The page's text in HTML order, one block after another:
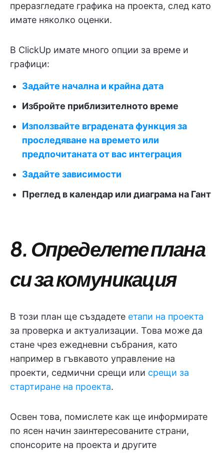
преразгледате графика на проекта, след като
имате няколко оценки.
В ClickUp имате много опции за време и
графици:
Задайте начална и крайна дата
Избройте приблизителното време
Използвайте вградената функция за
проследяване на времето или
предпочитаната от вас интеграция
Задайте зависимости
Преглед в календар или диаграма на Гант
8. Определете плана
си за комуникация
В този план ще създадете етапи на проекта
за проверка и актуализации. Това може да
стане чрез ежедневни събрания, като
например в гъвкавото управление на
проекти, седмични срещи или срещи за
стартиране на проекта.
Освен това, помислете как ще информирате
по ясен начин заинтересованите страни,
спонсорите на проекта и другите